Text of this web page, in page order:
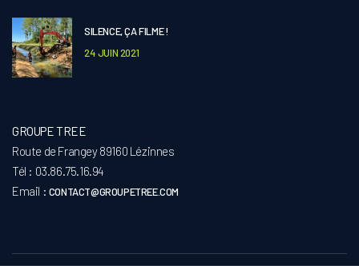
SILENCE, ÇA FILME !
24 JUIN 2021
GROUPE TREE
Route de Frangey 89160 Lézinnes
Tél : 03.86.75.16.94
Email : CONTACT@GROUPETREE.COM